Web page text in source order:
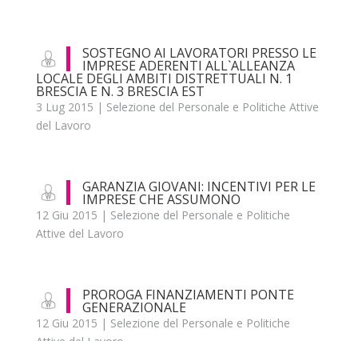
SOSTEGNO AI LAVORATORI PRESSO LE
IMPRESE ADERENTI ALL`ALLEANZA
LOCALE DEGLI AMBITI DISTRETTUALI N. 1
BRESCIA E N. 3 BRESCIA EST
3 Lug 2015 | Selezione del Personale e Politiche Attive
del Lavoro
GARANZIA GIOVANI: INCENTIVI PER LE
IMPRESE CHE ASSUMONO
12 Giu 2015 | Selezione del Personale e Politiche
Attive del Lavoro
PROROGA FINANZIAMENTI PONTE
GENERAZIONALE
12 Giu 2015 | Selezione del Personale e Politiche